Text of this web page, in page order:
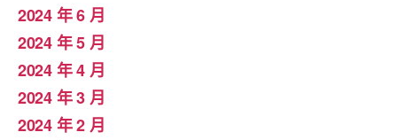
2024 年 6 月
2024 年 5 月
2024 年 4 月
2024 年 3 月
2024 年 2 月